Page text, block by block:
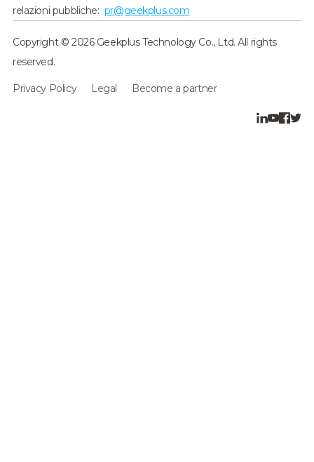
relazioni pubbliche: pr@geekplus.com
Copyright © 2026 Geekplus Technology Co., Ltd. All rights
reserved.
Privacy Policy Legal Become a partner